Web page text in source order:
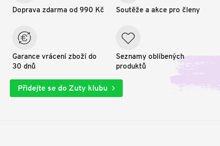
Doprava zdarma od 990 Kč
Garance vrácení zboží do
30 dnů
Soutěže a akce pro členy
Seznamy oblíbených
produktů
Přidejte se do Zuty klubu